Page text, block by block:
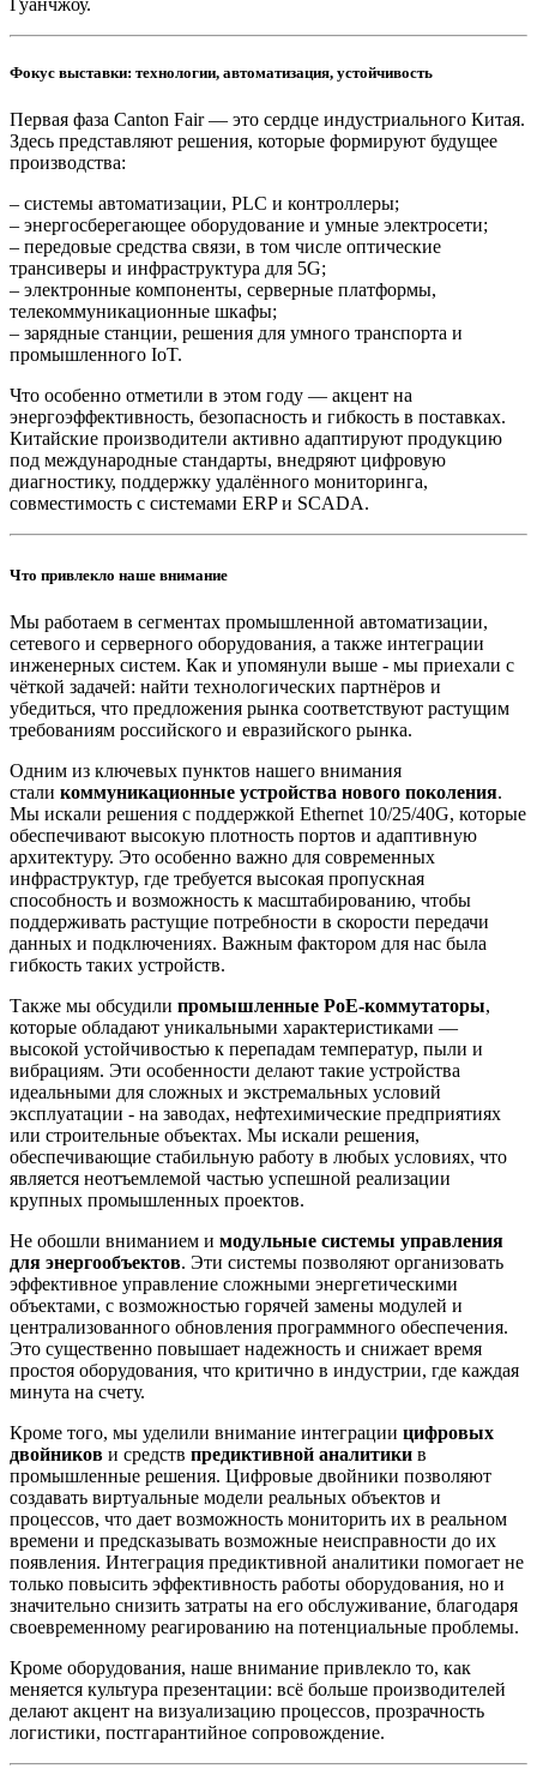
Фокус выставки: технологии, автоматизация, устойчивость
Первая фаза Canton Fair — это сердце индустриального Китая.
Здесь представляют решения, которые формируют будущее
производства:
– системы автоматизации, PLC и контроллеры;
– энергосберегающее оборудование и умные электросети;
– передовые средства связи, в том числе оптические
трансиверы и инфраструктура для 5G;
– электронные компоненты, серверные платформы,
телекоммуникационные шкафы;
– зарядные станции, решения для умного транспорта и
промышленного IoT.
Что особенно отметили в этом году — акцент на
энергоэффективность, безопасность и гибкость в поставках.
Китайские производители активно адаптируют продукцию
под международные стандарты, внедряют цифровую
диагностику, поддержку удалённого мониторинга,
совместимость с системами ERP и SCADA.
Что привлекло наше внимание
Мы работаем в сегментах промышленной автоматизации,
сетевого и серверного оборудования, а также интеграции
инженерных систем. Как и упомянули выше - мы приехали с
чёткой задачей: найти технологических партнёров и
убедиться, что предложения рынка соответствуют растущим
требованиям российского и евразийского рынка.
Одним из ключевых пунктов нашего внимания
стали коммуникационные устройства нового поколения.
Мы искали решения с поддержкой Ethernet 10/25/40G, которые
обеспечивают высокую плотность портов и адаптивную
архитектуру. Это особенно важно для современных
инфраструктур, где требуется высокая пропускная
способность и возможность к масштабированию, чтобы
поддерживать растущие потребности в скорости передачи
данных и подключениях. Важным фактором для нас была
гибкость таких устройств.
Также мы обсудили промышленные PoE-коммутаторы,
которые обладают уникальными характеристиками —
высокой устойчивостью к перепадам температур, пыли и
вибрациям. Эти особенности делают такие устройства
идеальными для сложных и экстремальных условий
эксплуатации - на заводах, нефтехимические предприятиях
или строительные объектах. Мы искали решения,
обеспечивающие стабильную работу в любых условиях, что
является неотъемлемой частью успешной реализации
крупных промышленных проектов.
Не обошли вниманием и модульные системы управления
для энергообъектов. Эти системы позволяют организовать
эффективное управление сложными энергетическими
объектами, с возможностью горячей замены модулей и
централизованного обновления программного обеспечения.
Это существенно повышает надежность и снижает время
простоя оборудования, что критично в индустрии, где каждая
минута на счету.
Кроме того, мы уделили внимание интеграции цифровых
двойников и средств предиктивной аналитики в
промышленные решения. Цифровые двойники позволяют
создавать виртуальные модели реальных объектов и
процессов, что дает возможность мониторить их в реальном
времени и предсказывать возможные неисправности до их
появления. Интеграция предиктивной аналитики помогает не
только повысить эффективность работы оборудования, но и
значительно снизить затраты на его обслуживание, благодаря
своевременному реагированию на потенциальные проблемы.
Кроме оборудования, наше внимание привлекло то, как
меняется культура презентации: всё больше производителей
делают акцент на визуализацию процессов, прозрачность
логистики, постгарантийное сопровождение.